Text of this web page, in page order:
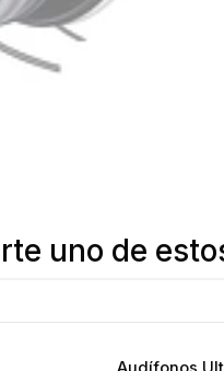
uno de